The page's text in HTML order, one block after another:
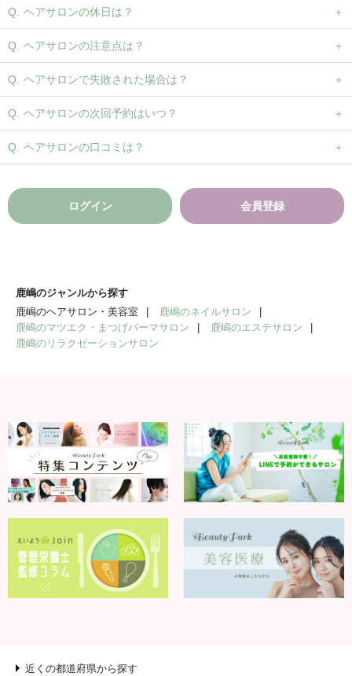
ヘアサロンの休日は？
ヘアサロンの注意点は？
ヘアサロンで失敗された場合は？
ヘアサロンの次回予約はいつ？
ヘアサロンの口コミは？
ログイン 会員登録
鹿嶋のジャンルから探す
鹿嶋のヘアサロン・美容室
鹿嶋のネイルサロン
鹿嶋のマツエク・まつげパーマサロン
鹿嶋のエステサロン
鹿嶋のリラクゼーションサロン
近くの都道府県から探す